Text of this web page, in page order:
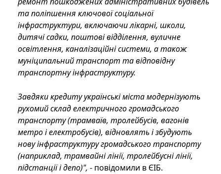
та поліпшення ключової соціальної
інфраструктури, включаючи лікарні, школи,
дитячі садки, поштові відділення, вуличне
освітлення, каналізаційні системи, а також
муніципальний транспорт та відповідну
транспортну інфраструктуру.
Завдяки кредиту українські міста модернізують
рухомий склад електричного громадського
транспорту (трамваїв, тролейбусів, вагонів
метро і електробусів), відновлять і збудують
нову інфраструктуру громадського транспорту
(наприклад, трамвайні лінії, тролейбусні лінії,
підстанції і депо)", - повідомили в ЄІБ.